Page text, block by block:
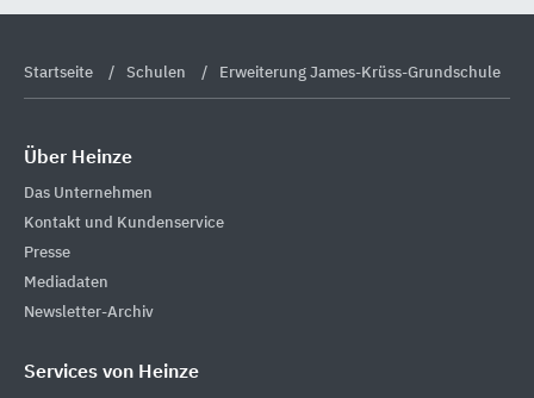
Startseite Schulen Erweiterung James-Krüss-Grundschule
Über Heinze
Das Unternehmen
Kontakt und Kundenservice
Presse
Mediadaten
Newsletter-Archiv
Services von Heinze